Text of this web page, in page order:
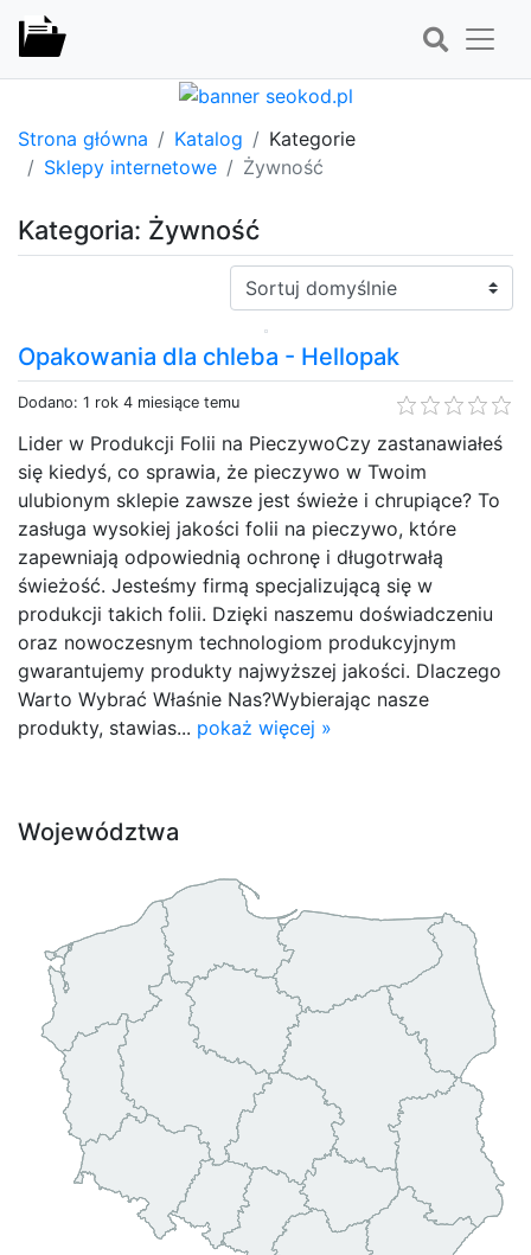
Strona główna Katalog
Kategorie
Sklepy internetowe
Żywność
Kategoria: Żywność
Sortuj:
Opakowania dla chleba - Hellopak
Dodano: 1 rok 4 miesiące temu
Lider w Produkcji Folii na PieczywoCzy zastanawiałeś
się kiedyś, co sprawia, że pieczywo w Twoim
ulubionym sklepie zawsze jest świeże i chrupiące? To
zasługa wysokiej jakości folii na pieczywo, które
zapewniają odpowiednią ochronę i długotrwałą
świeżość. Jesteśmy firmą specjalizującą się w
produkcji takich folii. Dzięki naszemu doświadczeniu
oraz nowoczesnym technologiom produkcyjnym
gwarantujemy produkty najwyższej jakości. Dlaczego
Warto Wybrać Właśnie Nas?Wybierając nasze
produkty, stawias... pokaż więcej »
Województwa